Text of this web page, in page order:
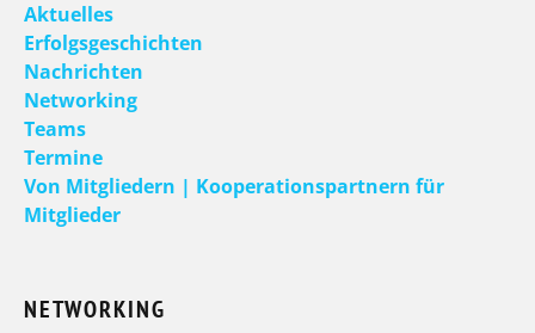
Aktuelles
Erfolgsgeschichten
Nachrichten
Networking
Teams
Termine
Von Mitgliedern | Kooperationspartnern für
Mitglieder
NETWORKING